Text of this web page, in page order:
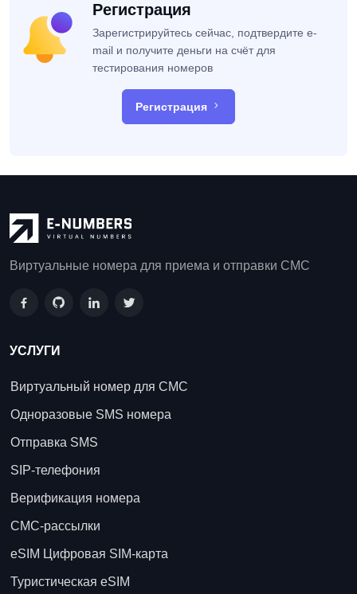
Регистрация
Зарегистрируйтесь сейчас, подтвердите e-
mail и получите деньги на счёт для
тестирования номеров
Регистрация
Виртуальные номера для приема и отправки СМС
УСЛУГИ
Виртуальный номер для СМС
Одноразовые SMS номера
Отправка SMS
SIP-телефония
Верификация номера
СМС-рассылки
eSIM Цифровая SIM-карта
Туристическая eSIM